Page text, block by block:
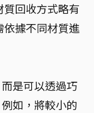
回收方式略有
據不同材質進
是可以透過巧
如，將較小的